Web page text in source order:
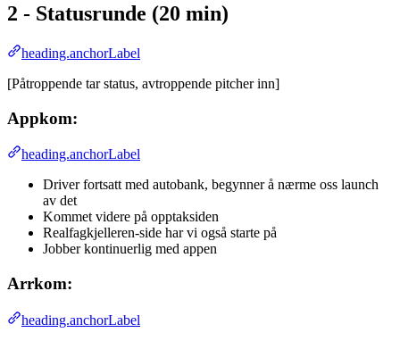
2 - Statusrunde (20 min)
heading.anchorLabel
[Påtroppende tar status, avtroppende pitcher inn]
Appkom:
heading.anchorLabel
Driver fortsatt med autobank, begynner å nærme oss launch
av det
Kommet videre på opptaksiden
Realfagkjelleren-side har vi også starte på
Jobber kontinuerlig med appen
Arrkom:
heading.anchorLabel